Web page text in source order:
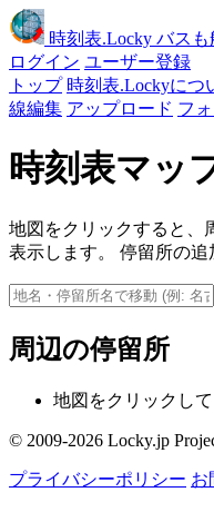
時刻表.Locky バスも
ログイン ユーザー登録
トップ 時刻表.Lockyにつ
線編集 アップロード フ
時刻表マッ
地図をクリックすると、
表示します。 停留所の追
周辺の停留所
地図をクリックし
© 2009-2026 Locky.jp
プライバシーポリシー お